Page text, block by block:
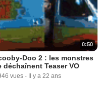
0:50
Doo 2 : les monstres
déchaînent Teaser VO
vues - Il y a 22 ans